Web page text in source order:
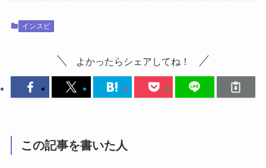
インスピ
よかったらシェアしてね！
この記事を書いた人